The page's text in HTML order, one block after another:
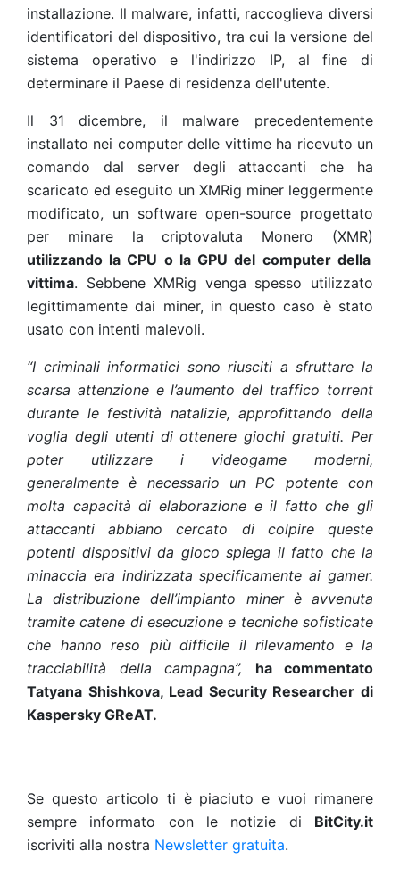
installazione. Il malware, infatti, raccoglieva diversi
identificatori del dispositivo, tra cui la versione del
sistema operativo e l'indirizzo IP, al fine di
determinare il Paese di residenza dell'utente.
Il 31 dicembre, il malware precedentemente
installato nei computer delle vittime ha ricevuto un
comando dal server degli attaccanti che ha
scaricato ed eseguito un XMRig miner leggermente
modificato, un software open-source progettato
per minare la criptovaluta Monero (XMR)
utilizzando la CPU o la GPU del computer della
vittima. Sebbene XMRig venga spesso utilizzato
legittimamente dai miner, in questo caso è stato
usato con intenti malevoli.
“I criminali informatici sono riusciti a sfruttare la
scarsa attenzione e l’aumento del traffico torrent
durante le festività natalizie, approfittando della
voglia degli utenti di ottenere giochi gratuiti. Per
poter utilizzare i videogame moderni,
generalmente è necessario un PC potente con
molta capacità di elaborazione e il fatto che gli
attaccanti abbiano cercato di colpire queste
potenti dispositivi da gioco spiega il fatto che la
minaccia era indirizzata specificamente ai gamer.
La distribuzione dell’impianto miner è avvenuta
tramite catene di esecuzione e tecniche sofisticate
che hanno reso più difficile il rilevamento e la
tracciabilità della campagna”,
ha commentato
Tatyana Shishkova, Lead Security Researcher di
Kaspersky GReAT.
Se questo articolo ti è piaciuto e vuoi rimanere
sempre informato con le notizie di BitCity.it
iscriviti alla nostra Newsletter gratuita.